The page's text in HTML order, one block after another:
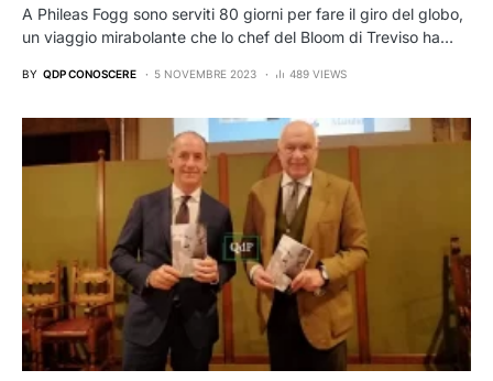
A Phileas Fogg sono serviti 80 giorni per fare il giro del globo,
un viaggio mirabolante che lo chef del Bloom di Treviso ha…
BY QDP CONOSCERE 5 NOVEMBRE 2023 489 VIEWS